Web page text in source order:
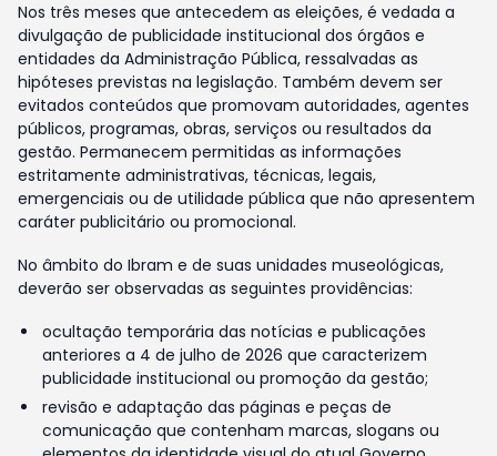
Nos três meses que antecedem as eleições, é vedada a
divulgação de publicidade institucional dos órgãos e
entidades da Administração Pública, ressalvadas as
hipóteses previstas na legislação. Também devem ser
evitados conteúdos que promovam autoridades, agentes
públicos, programas, obras, serviços ou resultados da
gestão. Permanecem permitidas as informações
estritamente administrativas, técnicas, legais,
emergenciais ou de utilidade pública que não apresentem
caráter publicitário ou promocional.
No âmbito do Ibram e de suas unidades museológicas,
deverão ser observadas as seguintes providências:
ocultação temporária das notícias e publicações
anteriores a 4 de julho de 2026 que caracterizem
publicidade institucional ou promoção da gestão;
revisão e adaptação das páginas e peças de
comunicação que contenham marcas, slogans ou